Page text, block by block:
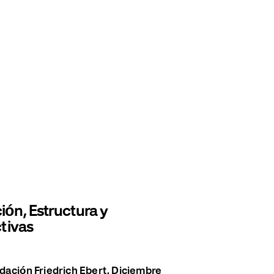
Estructura y
Friedrich Ebert. Diciembre